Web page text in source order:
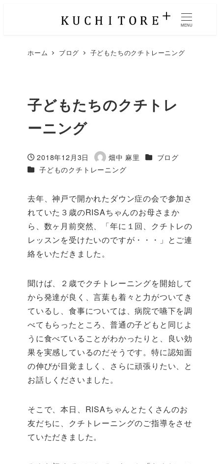
MENU
ホーム ブログ 子どもたちのクチトレーニング
子どもたちのクチトレ
ーニング
投稿日
2018年12月3日
著
者
畑中 麻里 カテゴリー
ブログ
カテゴリー
子どものクチトレーニング
去年、神戸で開かれたダウン症の会で参加さ
れていた３歳のRISAちゃんのお母さまか
ら、数ヶ月前突然、「年に１回、クチトレの
レッスンを受けたいのですが・・・」とご連
絡をいただきました。
聞けば、２歳でクチトレーニングを開始して
から発達が良く、言葉も着々と力がついてき
ているし、食事については、病院で嚥下を調
べてもらったところ、普通の子どもと同じよ
うに食べていることがわかったりと、良い効
果を実感しているのだそうです。特に認知面
の伸びが目覚ましく、さらに頑張りたい、と
お話しくださいました。
そこで、本日、RISAちゃんとたくさんのお
友だちに、クチトレーニングのご指導をさせ
ていただきました。